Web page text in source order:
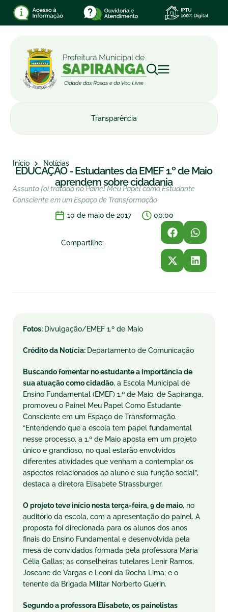
Transparência
Início Notícias
EDUCAÇÃO - Estudantes da EMEF 1.º de Maio
aprendem sobre cidadania
Assunto foi tratado no Painel Meu Papel como Estudante
Consciente em um Espaço de Transformação
10 de maio de 2017
00:00
Compartilhe:
Fotos: Divulgação/EMEF 1.º de Maio
Crédito da Notícia: Departamento de Comunicação
Buscando fomentar no estudante a importância de
sua atuação como cidadão, a Escola Municipal de
Ensino Fundamental (EMEF) 1.º de Maio, de Sapiranga,
promoveu o Painel Meu Papel Como Estudante
Consciente em um Espaço de Transformação.
“Entendendo que a escola tem papel fundamental
nesse processo, a 1.º de Maio aposta em um projeto
único e grandioso, no qual estarão envolvidos
diferentes atividades que venham a contemplar os
aspectos relacionados ao aluno e sua função social”,
destaca a diretora Elisabete Strassburger.
O projeto teve início nesta terça-feira, 9 de maio, no
auditório da escola, com a apresentação do painel. A
proposta foi direcionada para os alunos dos anos
finais do Ensino Fundamental e desenvolvida pela
mesa de convidados formada pela professora Maria
Célia Gallas; as conselheiras tutelares Lenir Ramos,
Joseane de Vargas e Leoni da Rocha Lima; e o
tenente da Brigada Militar Norberto Guerin.
Segundo a professora Elisabete, os painelistas